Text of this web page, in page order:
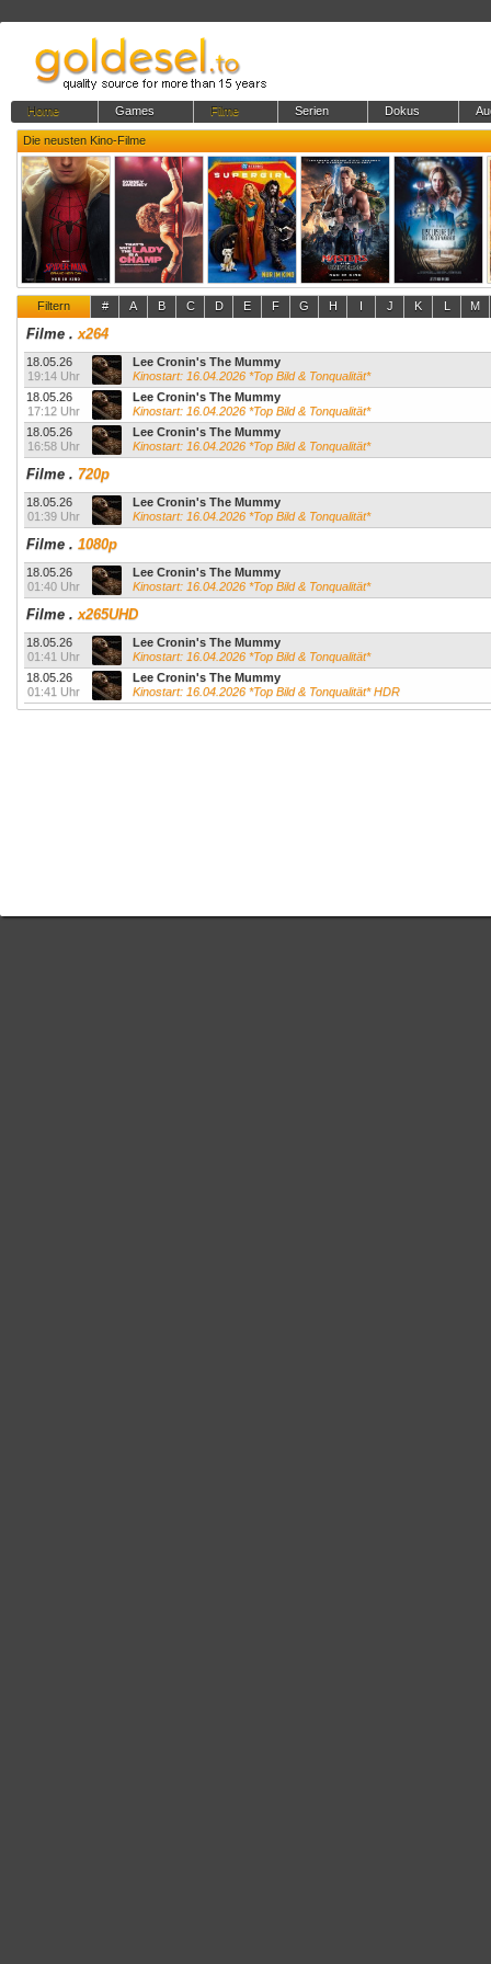
Home Games Filme Serien Dokus
Die neusten Kino-Filme
Filtern # A B C D E F G H I J K L M
Filme .x264
18.05.26
19:14 Uhr
Lee Cronin's The Mummy
Kinostart: 16.04.2026 *Top Bild & Tonqualität*
18.05.26
17:12 Uhr
Lee Cronin's The Mummy
Kinostart: 16.04.2026 *Top Bild & Tonqualität*
18.05.26
16:58 Uhr
Lee Cronin's The Mummy
Kinostart: 16.04.2026 *Top Bild & Tonqualität*
Filme . 720p
18.05.26
01:39 Uhr
Lee Cronin's The Mummy
Kinostart: 16.04.2026 *Top Bild & Tonqualität*
Filme . 1080p
18.05.26
01:40 Uhr
Lee Cronin's The Mummy
Kinostart: 16.04.2026 *Top Bild & Tonqualität*
Filme .x265UHD
18.05.26
01:41 Uhr
Lee Cronin's The Mummy
Kinostart: 16.04.2026 *Top Bild & Tonqualität*
18.05.26
01:41 Uhr
Lee Cronin's The Mummy
Kinostart: 16.04.2026 *Top Bild & Tonqualität* HDR